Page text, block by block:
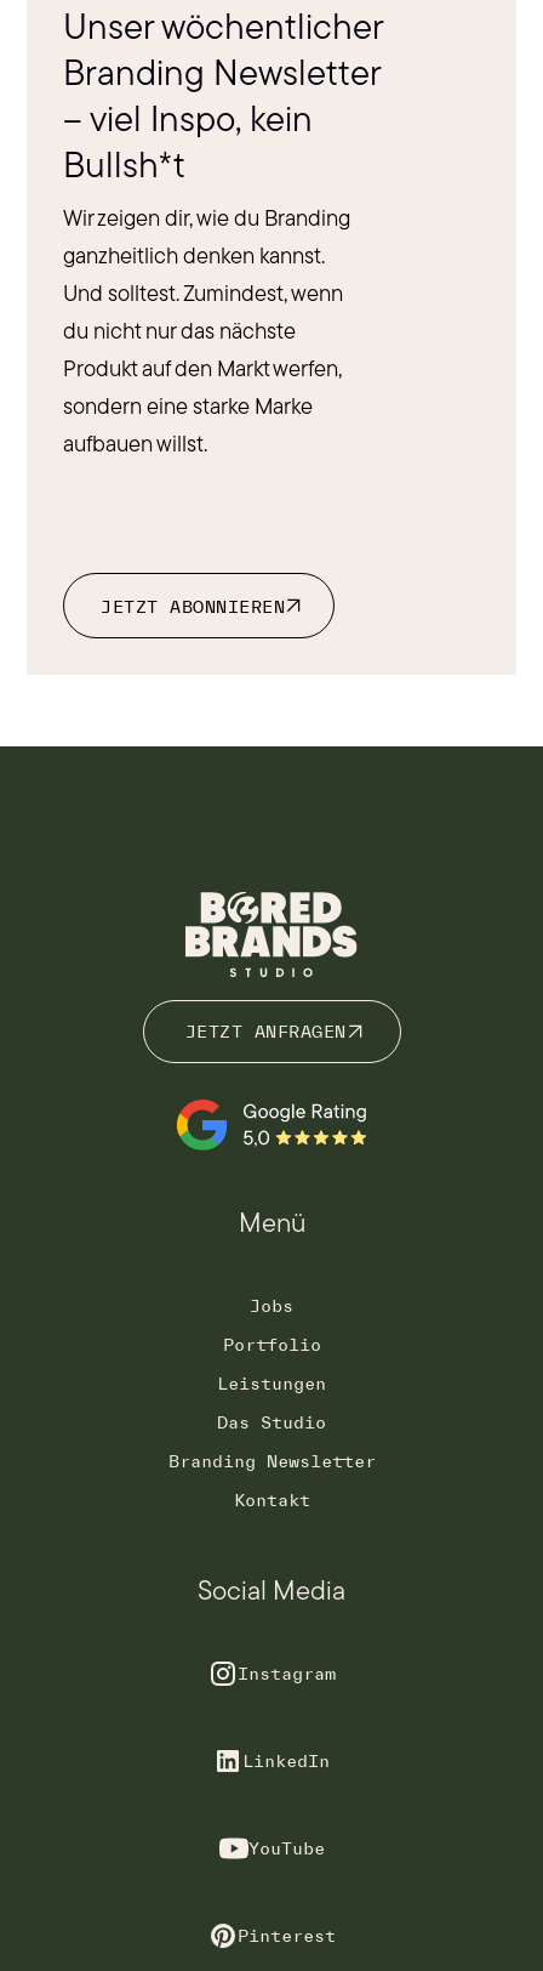
Unser wöchentlicher
Branding Newsletter
– viel Inspo, kein
Bullsh*t
Wir zeigen dir, wie du Branding
ganzheitlich denken kannst.
Und solltest. Zumindest, wenn
du nicht nur das nächste
Produkt auf den Markt werfen,
sondern eine starke Marke
aufbauen willst.
JETZT ABONNIEREN
JETZT ANFRAGEN
Menü
Jobs
Portfolio
Leistungen
Das Studio
Branding Newsletter
Kontakt
Social Media
Instagram
LinkedIn
YouTube
Pinterest